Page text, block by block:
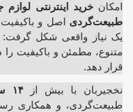
امکان خرید اینترنتی
طبیعت‌گردی اصل و باکیفیت
یک نیاز واقعی شکل
متنوع، مطمئن و باکیفیت را
قرار دهد.
نخجیربان با بیش از
۱۴ سال تجربه عملی
طبیعت‌گردی، و همکاری